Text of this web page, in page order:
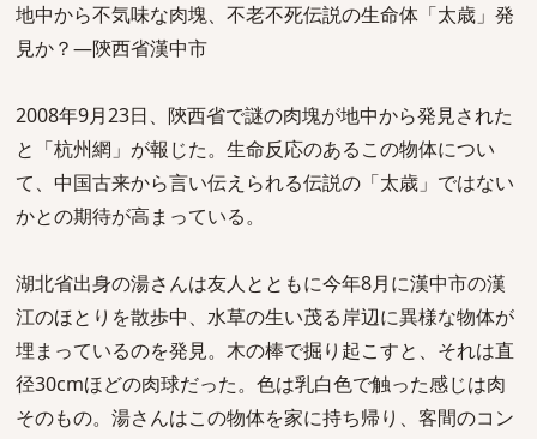
地中から不気味な肉塊、不老不死伝説の生命体「太歳」発
見か？―陝西省漢中市
2008年9月23日、陝西省で謎の肉塊が地中から発見された
と「杭州網」が報じた。生命反応のあるこの物体につい
て、中国古来から言い伝えられる伝説の「太歳」ではない
かとの期待が高まっている。
湖北省出身の湯さんは友人とともに今年8月に漢中市の漢
江のほとりを散歩中、水草の生い茂る岸辺に異様な物体が
埋まっているのを発見。木の棒で掘り起こすと、それは直
径30cmほどの肉球だった。色は乳白色で触った感じは肉
そのもの。湯さんはこの物体を家に持ち帰り、客間のコン